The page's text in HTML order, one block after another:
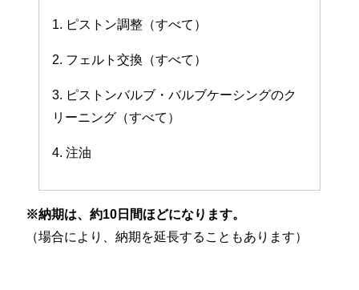
1. ピストン調整（すべて）
2. フェルト交換（すべて）
3. ピストンバルブ・バルブケーシングのク
リーニング（すべて）
4. 注油
※納期は、約10日間ほどになります。
（場合により、納期を延長することもあります）